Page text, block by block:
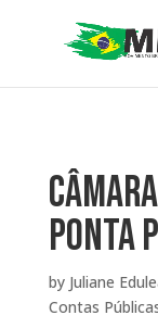
Ponta
by Juliane
Contas